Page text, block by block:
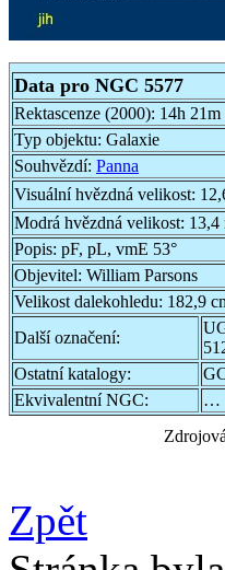
Data pro NGC 5577
Rektascenze (2000): 14h 21m
Typ objektu: Galaxie
Souhvězdí: Panna
Visuální hvězdná velikost:
Modrá hvězdná velikost: 13,4
Popis: pF, pL, vmE 53°
Objevitel: William Parsons
Velikost dalekohledu: 182,9
Další označení:
Ostatní katalogy:
Ekvivalentní NGC:
…
Zpět